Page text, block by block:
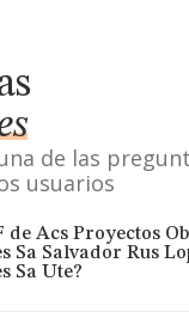
de las
usuarios
de Acs Proyectos
Sa Salvador Rus
Sa Ute?